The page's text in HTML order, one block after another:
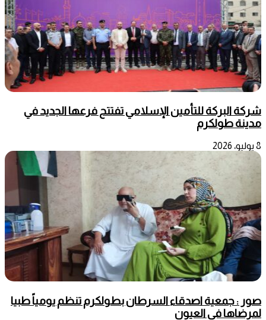
شركة البركة للتأمين الإسلامي تفتتح فرعها الجديد في
مدينة طولكرم
8 يوليو، 2026
صور : جمعية اصدقاء السرطان بطولكرم تنظم يومياً طبيا
لمرضاها في العيون